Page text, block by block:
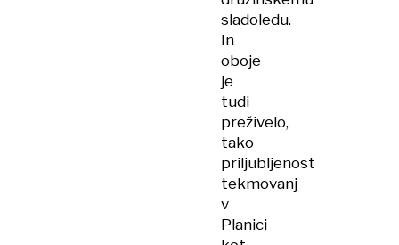
sladoledu.
In
oboje
je
tudi
preživelo,
tako
priljubljenost
tekmovanj
v
Planici